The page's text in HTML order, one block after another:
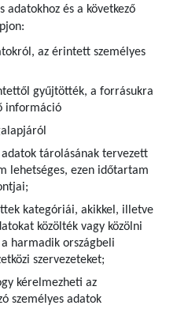
adatokhoz és a következő
az érintett személyes
gyűjtötték, a forrásukra
információ
tárolásának tervezett
lehetséges, ezen időtartam
kategóriái, akikkel, illetve
közölték vagy közölni
harmadik országbeli
szervezeteket;
kérelmezheti az
személyes adatok